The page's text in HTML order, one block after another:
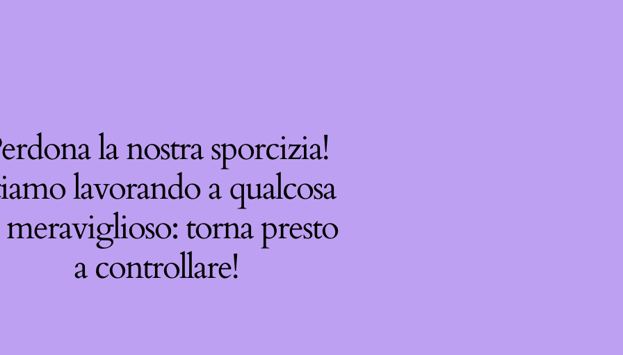
la nostra sporcizia!
lavorando a qualcosa
torna presto
a controllare!